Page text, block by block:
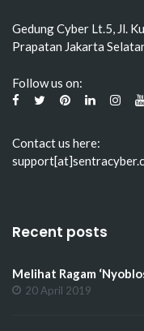
Gedung Cyber Lt.5, Jl.
Prapatan Jakarta
Follow us on:
Contact us here:
Recent posts
Melihat Ragam
20 April 2019